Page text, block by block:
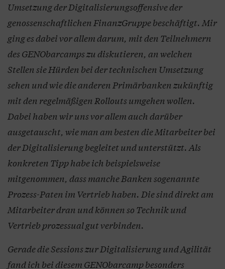
Umsetzung der Digitalisierungsoffensive der
genossenschaftlichen FinanzGruppe beschäftigt. Mir
ging es dabei vor allem darum, mit den Teilnehmern
des GENObarcamps zu diskutieren, an welchen
Stellen sie Hürden bei der technischen Umsetzung
sehen und wie die anderen Primärbanken zukünftig
mit den regelmäßigen Rollouts umgehen wollen.
Dabei haben wir uns vor allem auch darüber
ausgetauscht, wie man am besten die Mitarbeiter bei
der Digitalisierung begleitet und unterstützt. Als
konkreten Tipp habe ich beispielsweise
mitgenommen, dass manche Banken sogenannte
Prozess-Paten im Vertrieb haben. Die sind direkt am
Mitarbeiter dran und können so Technik und
Vertrieb prozessual gut verbinden.
Gerade die Sessions zur Digitalisierung und Agilität
fand ich bei diesem GENObarcamp besonders